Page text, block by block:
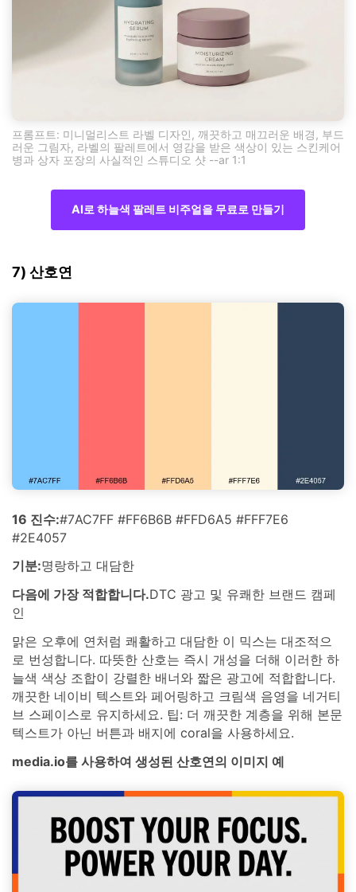
프롬프트: 미니멀리스트 라벨 디자인, 깨끗하고 매끄러운 배경, 부드
러운 그림자, 라벨의 팔레트에서 영감을 받은 색상이 있는 스킨케어
병과 상자 포장의 사실적인 스튜디오 샷 --ar 1:1
AI로 하늘색 팔레트 비주얼을 무료로 만들기
7) 산호연
16 진수:#7AC7FF #FF6B6B #FFD6A5 #FFF7E6
#2E4057
기분:명랑하고 대담한
다음에 가장 적합합니다.DTC 광고 및 유쾌한 브랜드 캠페
인
맑은 오후에 연처럼 쾌활하고 대담한 이 믹스는 대조적으
로 번성합니다. 따뜻한 산호는 즉시 개성을 더해 이러한 하
늘색 색상 조합이 강렬한 배너와 짧은 광고에 적합합니다.
깨끗한 네이비 텍스트와 페어링하고 크림색 음영을 네거티
브 스페이스로 유지하세요. 팁: 더 깨끗한 계층을 위해 본문
텍스트가 아닌 버튼과 배지에 coral을 사용하세요.
media.io를 사용하여 생성된 산호연의 이미지 예